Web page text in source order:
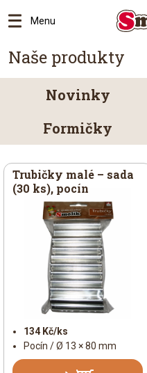
Menu
Naše produkty
Novinky
Formičky
Trubičky malé – sada
(30 ks), pocín
134 Kč/ks
Pocín / Ø 13 × 80 mm